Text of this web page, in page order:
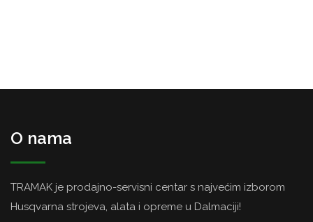
O nama
TRAMAK je prodajno-servisni centar s najvećim izborom
Husqvarna strojeva, alata i opreme u Dalmaciji!